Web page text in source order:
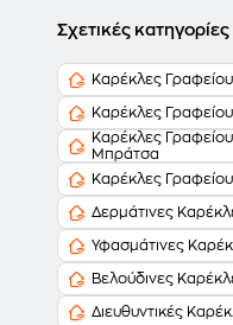
Σχετικές κατηγορίες
Καρέκλες
Καρέκλες
Καρέκλες
Μπράτσα
Καρέκλες
Δερμάτινες
Υφασμάτινες
Βελούδινες
Διευθυντικές